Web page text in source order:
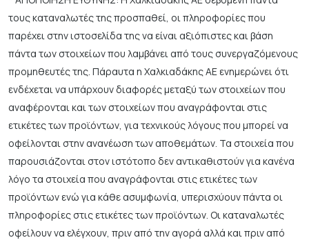
τους καταναλωτές της προσπαθεί, οι πληροφορίες που
παρέχει στην ιστοσελίδα της να είναι αξιόπιστες και βάση
πάντα των στοιχείων που λαμβάνει από τους συνεργαζόμενους
προμηθευτές της. Πάραυτα η Χαλκιαδάκης ΑΕ ενημερώνει ότι
ενδέχεται να υπάρχουν διαφορές μεταξύ των στοιχείων που
αναφέρονται και των στοιχείων που αναγράφονται στις
ετικέτες των προϊόντων, για τεχνικούς λόγους που μπορεί να
οφείλονται στην ανανέωση των αποθεμάτων. Τα στοιχεία που
παρουσιάζονται στον ιστότοπο δεν αντικαθιστούν για κανένα
λόγο τα στοιχεία που αναγράφονται στις ετικέτες των
προϊόντων ενώ για κάθε ασυμφωνία, υπερισχύουν πάντα οι
πληροφορίες στις ετικέτες των προϊόντων. Οι καταναλωτές
οφείλουν να ελέγχουν, πριν από την αγορά αλλά και πριν από